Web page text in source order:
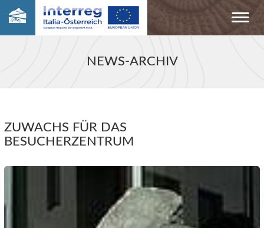
NEWS-ARCHIV
ZUWACHS FÜR DAS
BESUCHERZENTRUM